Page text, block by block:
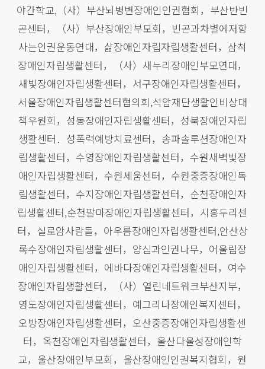
야간학교,（사）부산뇌병변장애인인권협회，부산반빈
곤센터，（사）부산장애인부모회，빈곤과차별에저항
사는인권운동연대，삶장애인자립자립생활센터，삼척
장애인자립생활센터，（사）새누리장애인부모연대，
새빛장애인자립생활센터，서구장애인자립생활센터，
서울장애인자립생활센터협의회,석암재단생활인비상대
책우원회，성동장애인자립생활센터，성북장애인자립
생활센터．성폭력예방치료센터，송파솔루션장애인자
립생활센터，수영장애인자립생활센터，수원새벽빛장
애인자립생활센터，수원세움센터，수원중증장애인독
립생활센터，수지장애인자립생활센터，순천장애인자
립생활센터,순천팔마장애인자립생활센터，시흥두리센
터，실로암사람들，아우름장애인자립생활센터,안산상
록수장애인자립생활센터，양심과인권나무，어울림장
애인자립생활센터，에바다장애인자립생활센터，여수
장애인자립생활센터，（사）열린네트워크부산지부，
영도장애인자립생활센터，예그리나장애인복지센터，
오방장애인자립생활센터，오산중증장애인자립생활센
터，옥천장애인자립생활센터，울산다울성장애인학
교，울산장애인부모회，울산장애인인권복지협회，원